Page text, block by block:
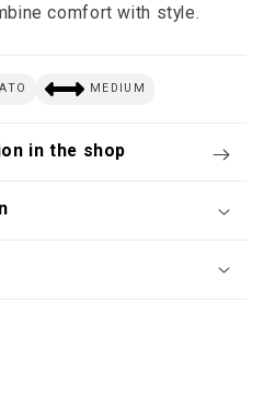
comfort with style.
MEDIUM
in the shop